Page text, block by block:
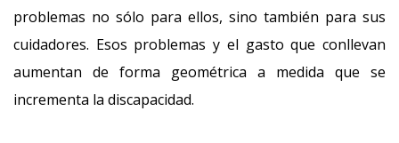
problemas no sólo para ellos, sino también para sus
cuidadores. Esos problemas y el gasto que conllevan
aumentan de forma geométrica a medida que se
incrementa la discapacidad.